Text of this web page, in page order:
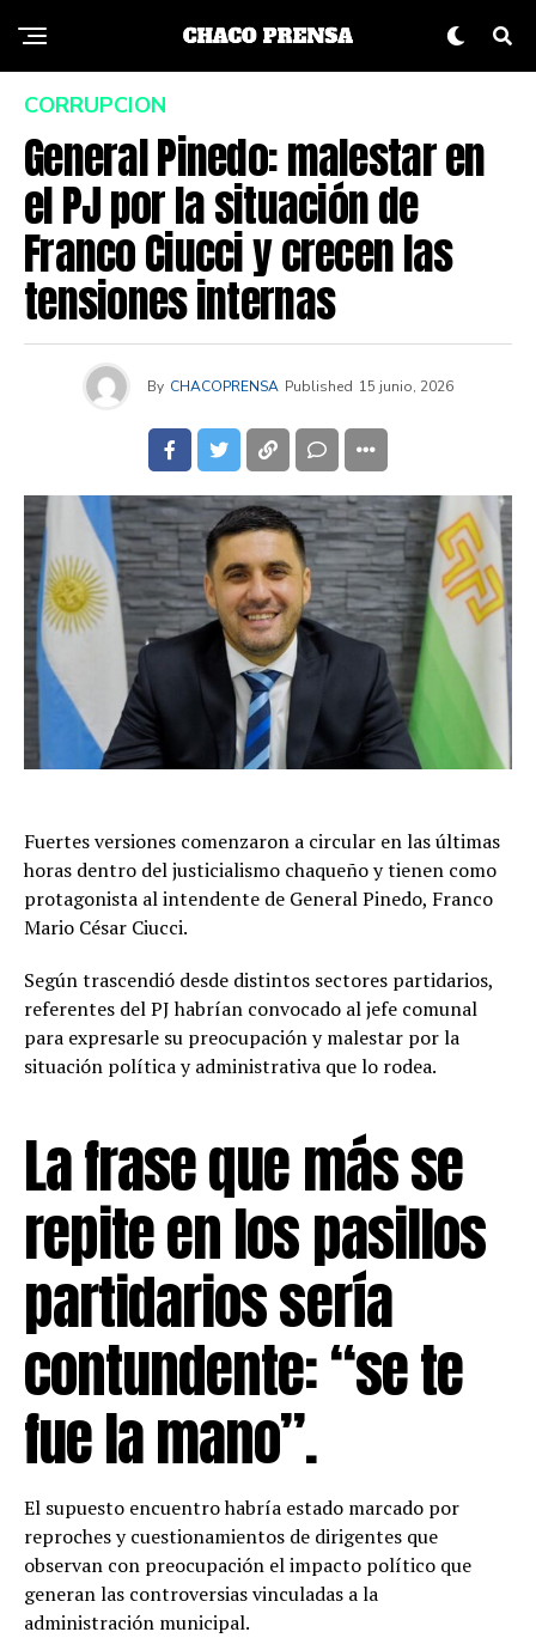
CORRUPCION
General Pinedo: malestar en
el PJ por la situación de
Franco Ciucci y crecen las
tensiones internas
By CHACOPRENSA Published 15 junio, 2026
Fuertes versiones comenzaron a circular en las últimas
horas dentro del justicialismo chaqueño y tienen como
protagonista al intendente de General Pinedo, Franco
Mario César Ciucci.
Según trascendió desde distintos sectores partidarios,
referentes del PJ habrían convocado al jefe comunal
para expresarle su preocupación y malestar por la
situación política y administrativa que lo rodea.
La frase que más se
repite en los pasillos
partidarios sería
contundente: “se te
fue la mano”.
El supuesto encuentro habría estado marcado por
reproches y cuestionamientos de dirigentes que
observan con preocupación el impacto político que
generan las controversias vinculadas a la
administración municipal.